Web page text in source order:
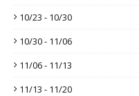
10/23 - 10/30
10/30 - 11/06
11/06 - 11/13
11/13 - 11/20